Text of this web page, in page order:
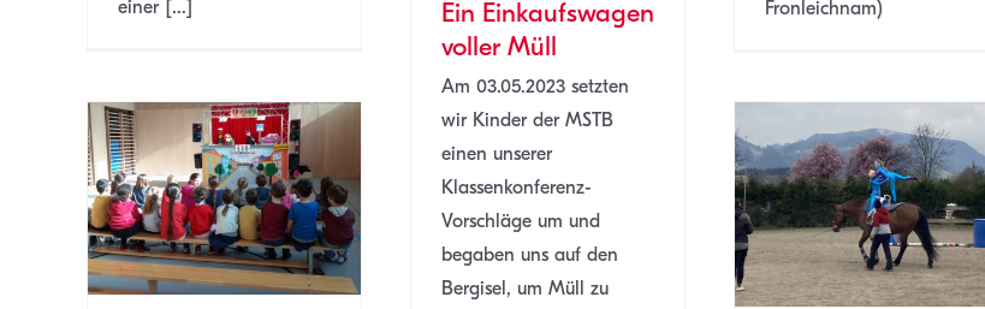
einer [...]
Fronleichnam)
Ein Einkaufswagen
voller Müll
Am 03.05.2023 setzten
wir Kinder der MSTB
einen unserer
Klassenkonferenz-
Vorschläge um und
begaben uns auf den
Bergisel, um Müll zu
Ausflug zum Reiterhof
1a SJ 22/23